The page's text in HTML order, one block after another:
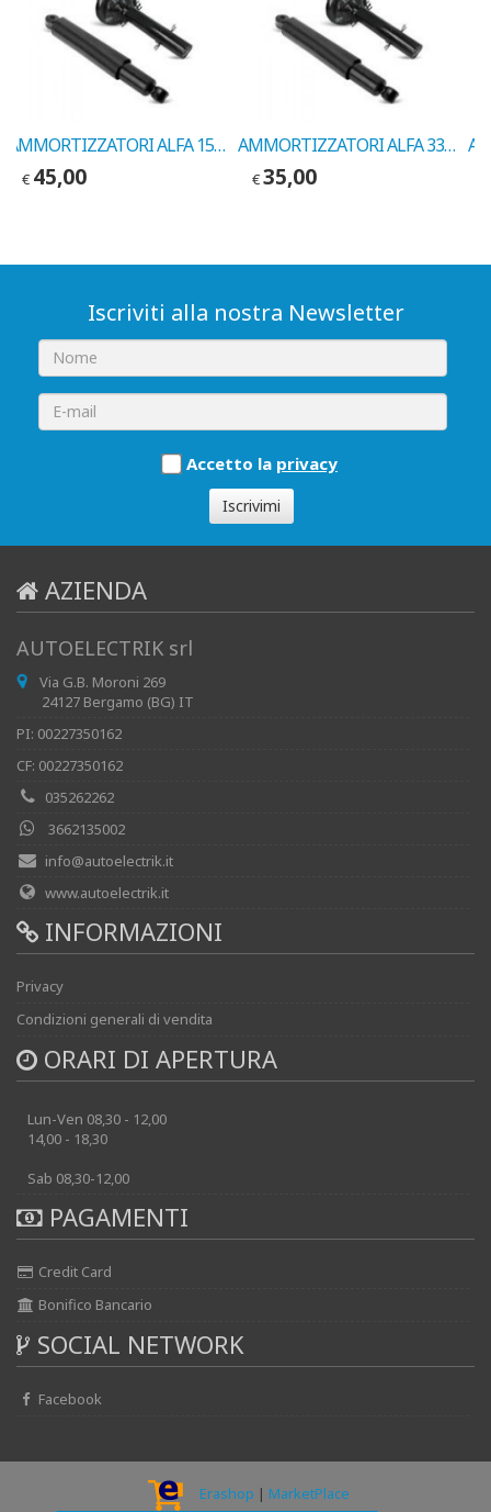
AMMORTIZZATORI ALFA 155 ANT. 1992-> COD. MARELLI 5771G
€ 45,00
AMMORTIZZATORI ALFA 33 POST. 1983->1988 COD.MARELLI 5702G
€35,00
Iscriviti alla nostra Newsletter
Accetto la privacy
Iscrivimi
AZIENDA
AUTOELECTRIK srl
Via G.B. Moroni 269
24127 Bergamo (BG) IT
PI: 00227350162
CF: 00227350162
035262262
3662135002
info@autoelectrik.it
www.autoelectrik.it
INFORMAZIONI
Privacy
Condizioni generali di vendita
ORARI DI APERTURA
Lun-Ven 08,30 - 12,00
14,00 - 18,30
Sab 08,30-12,00
PAGAMENTI
Credit Card
Bonifico Bancario
SOCIAL NETWORK
Facebook
Erashop | MarketPlace